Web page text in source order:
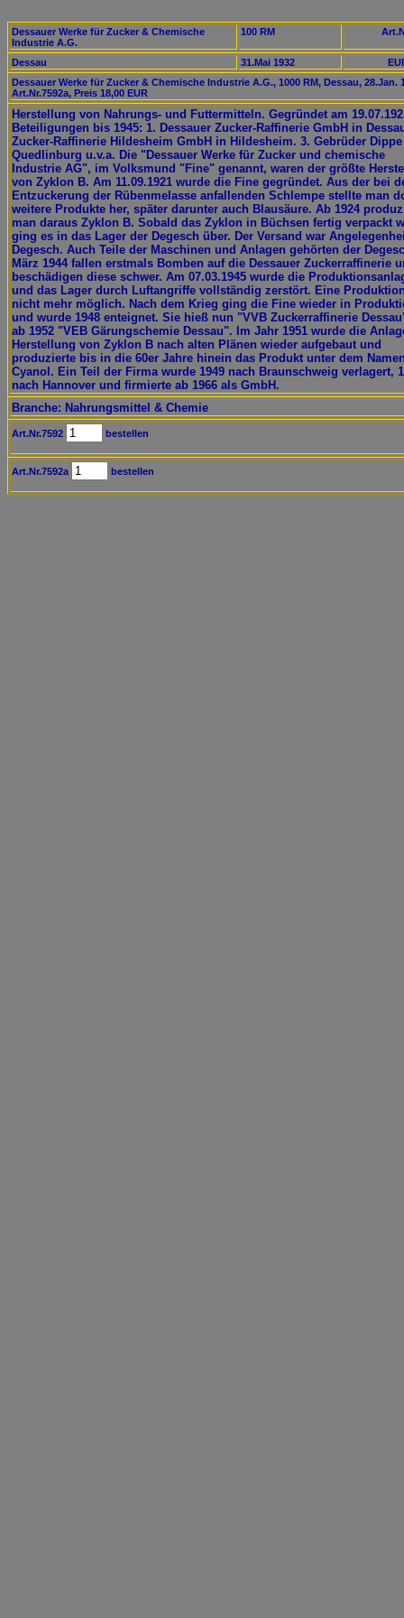
Dessauer Werke für Zucker & Chemische
Industrie A.G.
100 RM
Dessau 31.Mai 1932
Dessauer Werke für Zucker & Chemische Industrie A.G., 1000 RM, Dessau, 28.Jan.
Art.Nr.7592a, Preis 18,00 EUR
Herstellung von Nahrungs- und Futtermitteln. Gegründet am
Beteiligungen bis 1945: 1. Dessauer Zucker-Raffinerie GmbH in
Zucker-Raffinerie Hildesheim GmbH in Hildesheim. 3. Gebrüder Dippe
Quedlinburg u.v.a. Die "Dessauer Werke für Zucker und chemische
Industrie AG", im Volksmund "Fine" genannt, waren der größte
von Zyklon B. Am 11.09.1921 wurde die Fine gegründet. Aus der bei
Entzuckerung der Rübenmelasse anfallenden Schlempe stellte man
weitere Produkte her, später darunter auch Blausäure. Ab 1924
man daraus Zyklon B. Sobald das Zyklon in Büchsen fertig verpackt
ging es in das Lager der Degesch über. Der Versand war
Degesch. Auch Teile der Maschinen und Anlagen gehörten der
März 1944 fallen erstmals Bomben auf die Dessauer Zuckerraffinerie
beschädigen diese schwer. Am 07.03.1945 wurde die
und das Lager durch Luftangriffe vollständig zerstört. Eine
nicht mehr möglich. Nach dem Krieg ging die Fine wieder in
und wurde 1948 enteignet. Sie hieß nun "VVB Zuckerraffinerie
ab 1952 "VEB Gärungschemie Dessau". Im Jahr 1951 wurde die
Herstellung von Zyklon B nach alten Plänen wieder aufgebaut und
produzierte bis in die 60er Jahre hinein das Produkt unter dem
Cyanol. Ein Teil der Firma wurde 1949 nach Braunschweig verlagert,
nach Hannover und firmierte ab 1966 als GmbH.
Branche: Nahrungsmittel & Chemie
Art.Nr.7592 bestellen
Art.Nr.7592a bestellen